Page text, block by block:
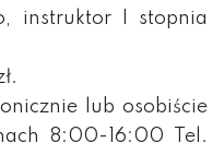
instruktor I stopnia
lub osobiście
8:00-16:00 Tel.